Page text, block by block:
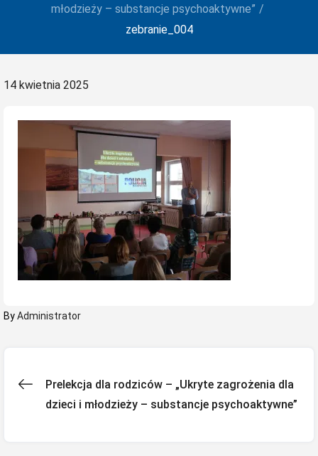
młodzieży – substancje psychoaktywne”
zebranie_004
Posted
14 kwietnia 2025
ByAdministrator
Nawigacja
Prelekcja dla rodziców – „Ukryte zagrożenia dla
dzieci i młodzieży – substancje psychoaktywne”